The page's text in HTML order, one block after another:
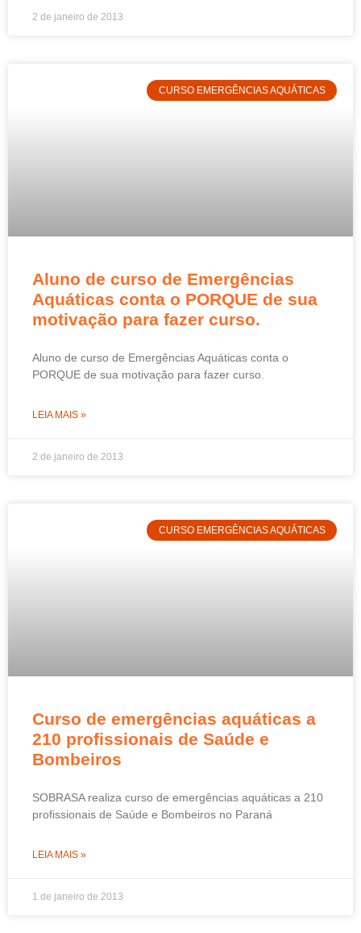
2 de janeiro de 2013
CURSO EMERGÊNCIAS AQUÁTICAS
Aluno de curso de Emergências
Aquáticas conta o PORQUE de sua
motivação para fazer curso.
Aluno de curso de Emergências Aquáticas conta o
PORQUE de sua motivação para fazer curso.
LEIA MAIS »
2 de janeiro de 2013
CURSO EMERGÊNCIAS AQUÁTICAS
Curso de emergências aquáticas a
210 profissionais de Saúde e
Bombeiros
SOBRASA realiza curso de emergências aquáticas a 210
profissionais de Saúde e Bombeiros no Paraná
LEIA MAIS »
1 de janeiro de 2013